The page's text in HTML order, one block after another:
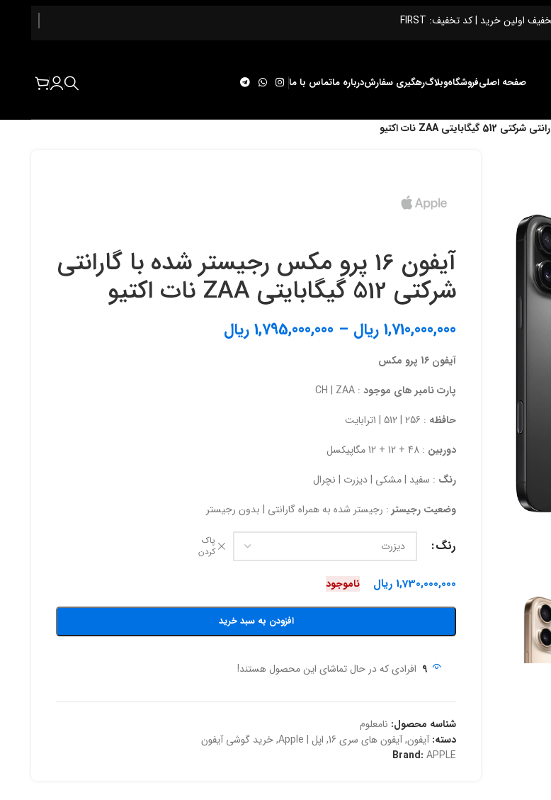
صفحه اصلیفروشگاهوبلاگرهگیری سفارشدرباره ماتماس با ما
آيفون 16 پرو مکس رجیستر شده با گارانتی
شرکتی 512 گیگابایتی ZAA نات اکتیو
1,710,000,000 ریال –
1,795,000,000 ریال
آیفون 16 پرو مکس
پارت نامبر های موجود: CH | ZAA
حافظه : 256 | 512 | 1ترابایت
دوربین : 48 + 12 + 12 مگاپیکسل
رنگ : سفید | مشکی | دیزرت | نچرال
وضعیت رجیستر: رجیستر شده به همراه گارانتی | بدون رجیستر
رنگ
پاک
کردن
1,730,000,000 ریال ناموجود
افزودن به سبد خرید
9 افرادی که در حال تماشای این محصول هستند!
شناسه محصول: نامعلوم
دسته: آیفون,آیفون های سری 16 , اپل | Apple ,خرید گوشی آیفون
Brand:APPLE